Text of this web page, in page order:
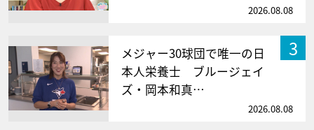
2026.08.08
3
メジャー30球団で唯一の日
本人栄養士 ブルージェイ
ズ・岡本和真…
2026.08.08